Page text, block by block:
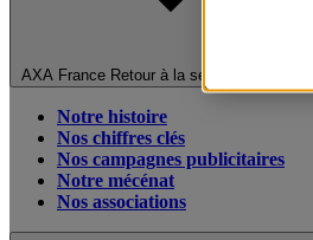
AXA France Retour à la section précédente
Notre histoire
Nos chiffres clés
Nos campagnes publicitaires
Notre mécénat
Nos associations